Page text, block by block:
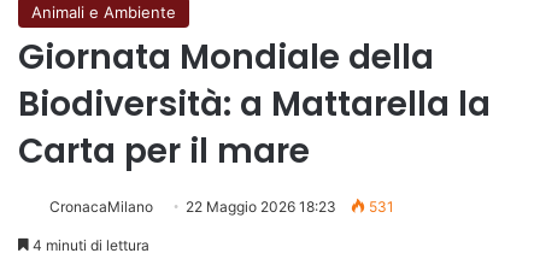
Animali e Ambiente
Giornata Mondiale della
Biodiversità: a Mattarella la
Carta per il mare
CronacaMilano 22 Maggio 2026 18:23 531
4 minuti di lettura